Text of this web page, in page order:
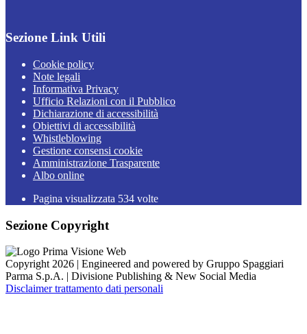
Sezione Link Utili
Cookie policy
Note legali
Informativa Privacy
Ufficio Relazioni con il Pubblico
Dichiarazione di accessibilità
Obiettivi di accessibilità
Whistleblowing
Gestione consensi cookie
Amministrazione Trasparente
Albo online
Pagina visualizzata 534 volte
Sezione Copyright
Copyright 2026 | Engineered and powered by Gruppo Spaggiari
Parma S.p.A. | Divisione Publishing & New Social Media
Disclaimer trattamento dati personali